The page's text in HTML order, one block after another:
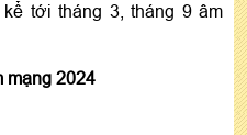
tới tháng 3, tháng 9 âm
mạng 2024